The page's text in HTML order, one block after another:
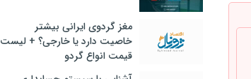
مغز گردوی ایرانی بیشتر
خاصیت دارد یا خارجی؟ + لیست
قیمت انواع گردو